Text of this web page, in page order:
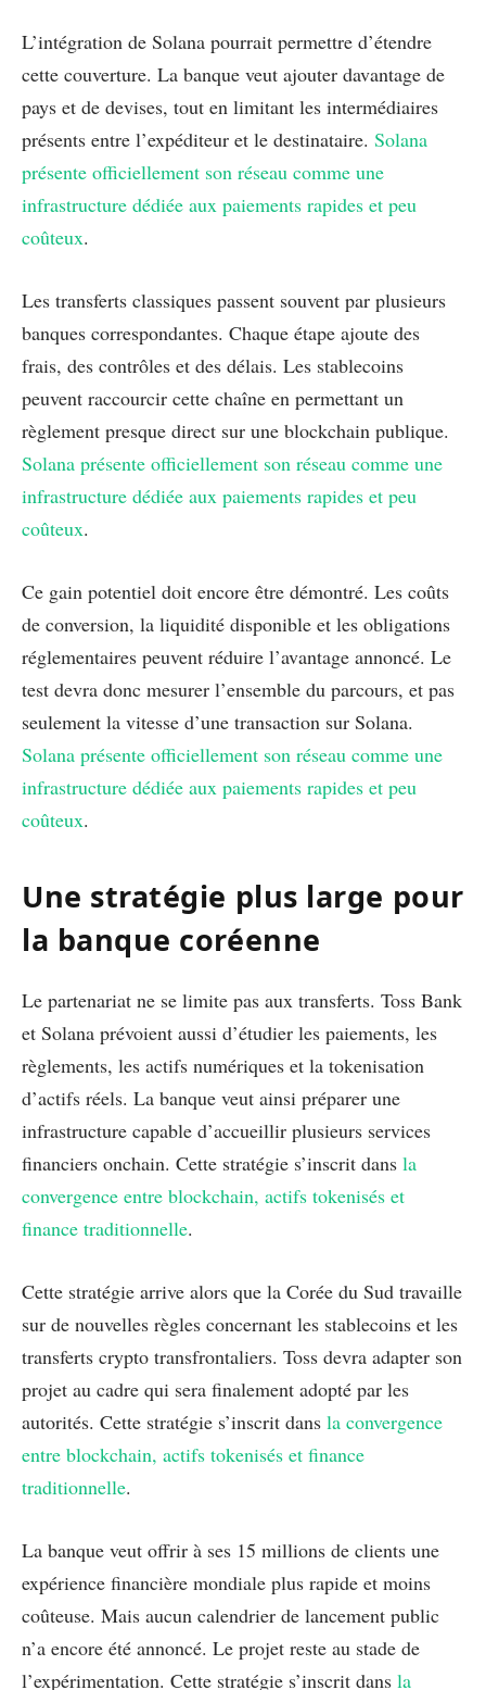
L’intégration de Solana pourrait permettre d’étendre
cette couverture. La banque veut ajouter davantage de
pays et de devises, tout en limitant les intermédiaires
présents entre l’expéditeur et le destinataire. Solana
présente officiellement son réseau comme une
infrastructure dédiée aux paiements rapides et peu
coûteux.
Les transferts classiques passent souvent par plusieurs
banques correspondantes. Chaque étape ajoute des
frais, des contrôles et des délais. Les stablecoins
peuvent raccourcir cette chaîne en permettant un
règlement presque direct sur une blockchain publique.
Solana présente officiellement son réseau comme une
infrastructure dédiée aux paiements rapides et peu
coûteux.
Ce gain potentiel doit encore être démontré. Les coûts
de conversion, la liquidité disponible et les obligations
réglementaires peuvent réduire l’avantage annoncé. Le
test devra donc mesurer l’ensemble du parcours, et pas
seulement la vitesse d’une transaction sur Solana.
Solana présente officiellement son réseau comme une
infrastructure dédiée aux paiements rapides et peu
coûteux.
Une stratégie plus large pour
la banque coréenne
Le partenariat ne se limite pas aux transferts. Toss Bank
et Solana prévoient aussi d’étudier les paiements, les
règlements, les actifs numériques et la tokenisation
d’actifs réels. La banque veut ainsi préparer une
infrastructure capable d’accueillir plusieurs services
financiers onchain. Cette stratégie s’inscrit dans la
convergence entre blockchain, actifs tokenisés et
finance traditionnelle.
Cette stratégie arrive alors que la Corée du Sud travaille
sur de nouvelles règles concernant les stablecoins et les
transferts crypto transfrontaliers. Toss devra adapter son
projet au cadre qui sera finalement adopté par les
autorités. Cette stratégie s’inscrit dans la convergence
entre blockchain, actifs tokenisés et finance
traditionnelle.
La banque veut offrir à ses 15 millions de clients une
expérience financière mondiale plus rapide et moins
coûteuse. Mais aucun calendrier de lancement public
n’a encore été annoncé. Le projet reste au stade de
l’expérimentation. Cette stratégie s’inscrit dans la